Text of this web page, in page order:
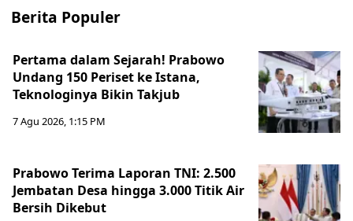
Berita Populer
Pertama dalam Sejarah! Prabowo
Undang 150 Periset ke Istana,
Teknologinya Bikin Takjub
7 Agu 2026, 1:15 PM
Prabowo Terima Laporan TNI: 2.500
Jembatan Desa hingga 3.000 Titik Air
Bersih Dikebut